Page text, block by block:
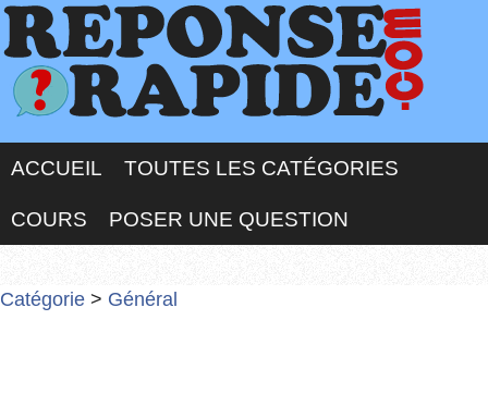
ACCUEIL TOUTES LES CATÉGORIES
COURS POSER UNE QUESTION
Catégorie > Général